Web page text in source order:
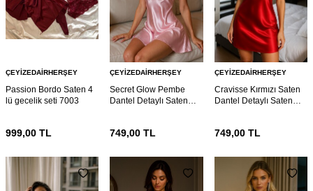
ÇEYIZEDAIRHERŞEY
Passion Bordo Saten 4
lü gecelik seti 7003
999,00 TL
ÇEYIZEDAIRHERŞEY
Secret Glow Pembe
Dantel Detaylı Saten
749,00 TL
ÇEYIZEDAIRHERŞEY
Cravisse Kırmızı Saten
Dantel Detaylı Saten
749,00TL